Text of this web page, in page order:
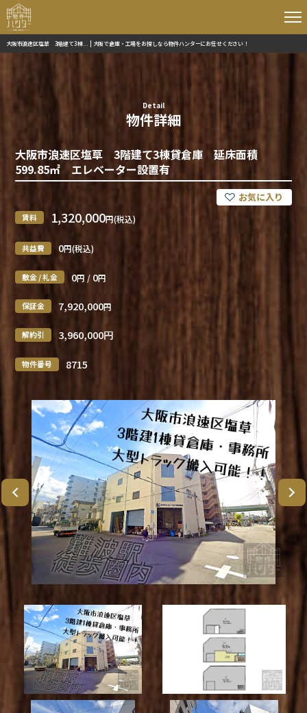
大阪市浪速区塩草 3階建て3棟... | 大阪で倉庫・工場をお探しなら物件ハンターにお任せください！
Detail
物件詳細
大阪市浪速区塩草 3階建て3棟貸倉庫 延床面積
599.85㎡ エレベーター設置有
賃料 1,320,000円(税込)
共益費 0円(税込)
敷金 / 礼金 0円 / 0円
保証金 7,920,000円
解約引 3,960,000円
物件番号 8715